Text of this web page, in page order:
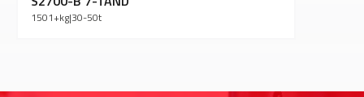
1501+kg|30-50t